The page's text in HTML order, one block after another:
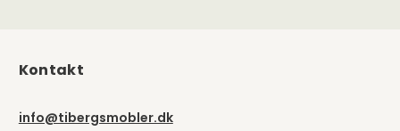
Kontakt
info@tibergsmobler.dk